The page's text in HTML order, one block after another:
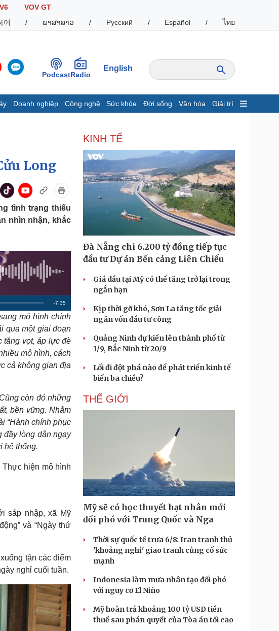
VOV GT
어 / ພາສາລາວ / Русский / Español / ไทย
PodcastRadio
English
Doanh nghiệp Công nghệ Sức khỏe Đời sống Văn hóa Giải trí
Bất động sản
Khởi nghiệp
Tiêu dùng
Chứng khoán
Giá cà phê
Doanh nghiệp
Thông tin doanh nghiệp
Doanh nhân
Vì cộng đồng
Công nghệ
Sành điệu
Tin Công nghệ
Trải nghiệm
Chuyển đổi số
Tư vấn
Săn Tour
check-in
Podcast
Đọc truyện đêm khuya
Cửa sổ tình yêu
Hạt giống tâm hồn
Long
tình trạng thiếu
nhìn nhận, khắc
R
e
m
i
i
n
g
m
-7:35
mô hình chính
qua một giai đoạn
tăng vọt, áp lực đè
mô hình, cách
cả không gian địa
còn đó những
bền vững. Nhằm
“Hành chính phục
đầy lòng dân ngay
hệ thống.
hiện mô hình
sáp nhập, xã Mỹ
và “Ngày thứ
tận các điểm
nghỉ cuối tuần.
KINH TẾ
Đà Nẵng chi 6.200 tỷ đồng tiếp tục
đầu tư Dự án Bến cảng Liên Chiểu
Giá dầu tại Mỹ có thể tăng trở lại trong
ngắn hạn
Kịp thời gỡ khó, Sơn La tăng tốc giải
ngân vốn đầu tư công
Quảng Ninh dự kiến lên thành phố từ
1/9, Bắc Ninh từ 20/9
Lối đi đột phá nào để phát triển kinh tế
biển ba chiều?
THẾ GIỚI
Mỹ sẽ có học thuyết hạt nhân mới
đối phó với Trung Quốc và Nga
Thời sự quốc tế trưa 6/8: Iran tranh thủ
'khoảng nghỉ' giao tranh củng cố sức
mạnh
Indonesia làm mưa nhân tạo đối phó
với nguy cơ El Niño
Mỹ hoàn trả khoảng 100 tỷ USD tiền
thuế sau phán quyết của Tòa án tối cao